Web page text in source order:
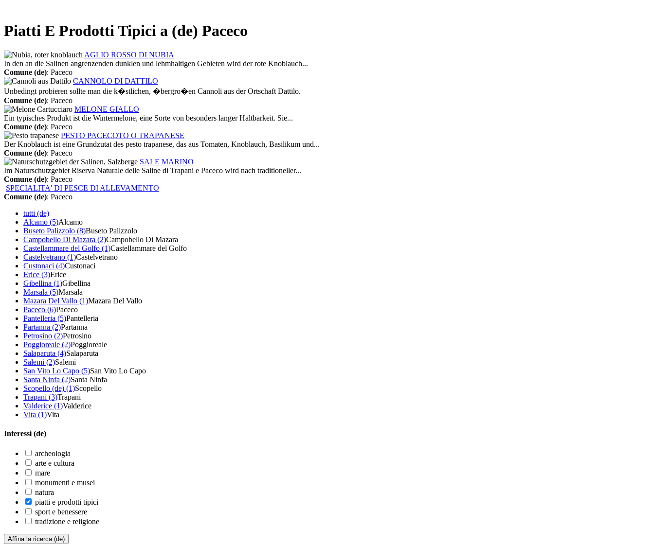
Piatti E Prodotti Tipici a (de) Paceco
AGLIO ROSSO DI NUBIA
In den an die Salinen angrenzenden dunklen und lehmhaltigen Gebieten wird der rote Knoblauch...
Comune (de): Paceco
CANNOLO DI DATTILO
Unbedingt probieren sollte man die k�stlichen, �bergro�en Cannoli aus der Ortschaft Dattilo.
Comune (de): Paceco
MELONE GIALLO
Ein typisches Produkt ist die Wintermelone, eine Sorte von besonders langer Haltbarkeit. Sie...
Comune (de): Paceco
PESTO PACECOTO O TRAPANESE
Der Knoblauch ist eine Grundzutat des pesto trapanese, das aus Tomaten, Knoblauch, Basilikum und...
Comune (de): Paceco
SALE MARINO
Im Naturschutzgebiet Riserva Naturale delle Saline di Trapani e Paceco wird nach traditioneller...
Comune (de): Paceco
SPECIALITA' DI PESCE DI ALLEVAMENTO
Comune (de): Paceco
tutti (de)
Alcamo (5)Alcamo
Buseto Palizzolo (8)Buseto Palizzolo
Campobello Di Mazara (2)Campobello Di Mazara
Castellammare del Golfo (1)Castellammare del Golfo
Castelvetrano (1)Castelvetrano
Custonaci (4)Custonaci
Erice (3)Erice
Gibellina (1)Gibellina
Marsala (5)Marsala
Mazara Del Vallo (1)Mazara Del Vallo
Paceco (6)Paceco
Pantelleria (5)Pantelleria
Partanna (2)Partanna
Petrosino (2)Petrosino
Poggioreale (2)Poggioreale
Salaparuta (4)Salaparuta
Salemi (2)Salemi
San Vito Lo Capo (5)San Vito Lo Capo
Santa Ninfa (2)Santa Ninfa
Scopello (de) (1)Scopello
Trapani (3)Trapani
Valderice (1)Valderice
Vita (1)Vita
Interessi (de)
archeologia
arte e cultura
mare
monumenti e musei
natura
piatti e prodotti tipici
sport e benessere
tradizione e religione